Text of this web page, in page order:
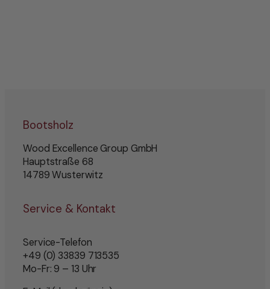
Bootsholz
Wood Excellence Group GmbH
Hauptstraße 68
14789 Wusterwitz
Service & Kontakt
Service-Telefon
+49 (0) 33839 713535
Mo-Fr: 9 – 13 Uhr